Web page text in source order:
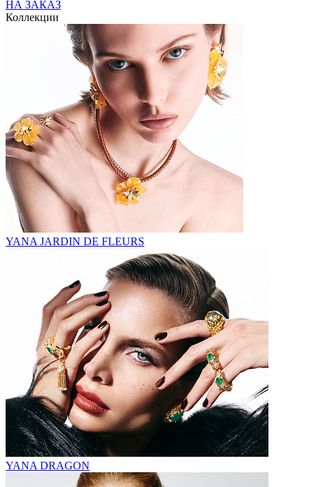
НА ЗАКАЗ
Коллекции
YANA JARDIN DE FLEURS
YANA DRAGON